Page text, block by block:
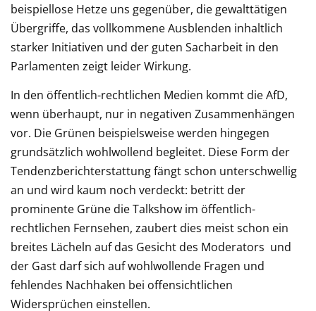
beispiellose Hetze uns gegenüber, die gewalttätigen
Übergriffe, das vollkommene Ausblenden inhaltlich
starker Initiativen und der guten Sacharbeit in den
Parlamenten zeigt leider Wirkung.
In den öffentlich-rechtlichen Medien kommt die AfD,
wenn überhaupt, nur in negativen Zusammenhängen
vor. Die Grünen beispielsweise werden hingegen
grundsätzlich wohlwollend begleitet. Diese Form der
Tendenzberichterstattung fängt schon unterschwellig
an und wird kaum noch verdeckt: betritt der
prominente Grüne die Talkshow im öffentlich-
rechtlichen Fernsehen, zaubert dies meist schon ein
breites Lächeln auf das Gesicht des Moderators und
der Gast darf sich auf wohlwollende Fragen und
fehlendes Nachhaken bei offensichtlichen
Widersprüchen einstellen.